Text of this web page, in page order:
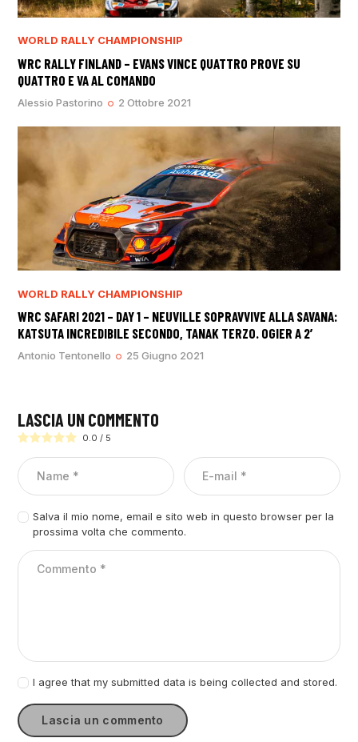
WORLD RALLY CHAMPIONSHIP
WRC RALLY FINLAND – EVANS VINCE QUATTRO PROVE SU
QUATTRO E VA AL COMANDO
Alessio Pastorino 2 Ottobre 2021
WORLD RALLY CHAMPIONSHIP
WRC SAFARI 2021 – DAY 1 – NEUVILLE SOPRAVVIVE ALLA SAVANA:
KATSUTA INCREDIBILE SECONDO, TANAK TERZO. OGIER A 2′
Antonio Tentonello 25 Giugno 2021
LASCIA UN COMMENTO
0.0 / 5
Salva il mio nome, email e sito web in questo browser per la
prossima volta che commento.
I agree that my submitted data is being collected and stored.